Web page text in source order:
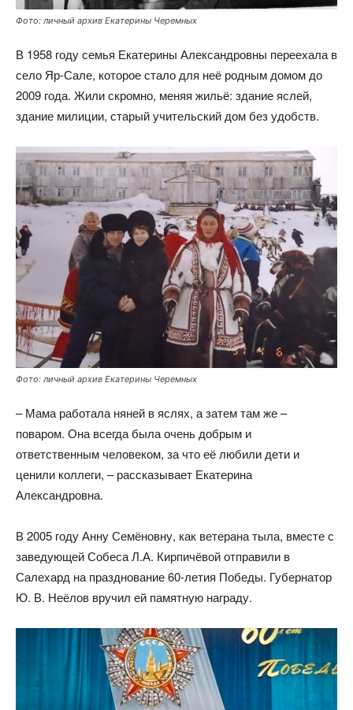
Фото: личный архив Екатерины Черемных
В 1958 году семья Екатерины Александровны переехала в
село Яр-Сале, которое стало для неё родным домом до
2009 года. Жили скромно, меняя жильё: здание яслей,
здание милиции, старый учительский дом без удобств.
Фото: личный архив Екатерины Черемных
– Мама работала няней в яслях, а затем там же –
поваром. Она всегда была очень добрым и
ответственным человеком, за что её любили дети и
ценили коллеги, – рассказывает Екатерина
Александровна.
В 2005 году Анну Семёновну, как ветерана тыла, вместе с
заведующей Собеса Л.А. Кирпичёвой отправили в
Салехард на празднование 60-летия Победы. Губернатор
Ю. В. Неёлов вручил ей памятную награду.